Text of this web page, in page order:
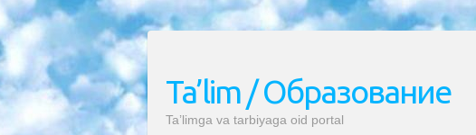
Ta’lim / Образование
Ta’limga va tarbiyaga oid portal